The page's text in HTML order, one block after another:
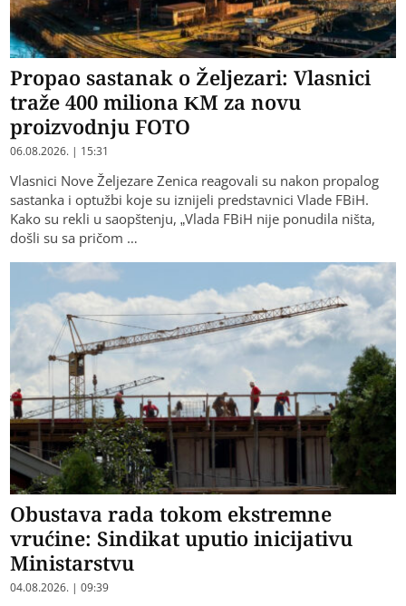
Propao sastanak o Željezari: Vlasnici
traže 400 miliona KM za novu
proizvodnju FOTO
06.08.2026. | 15:31
Vlasnici Nove Željezare Zenica reagovali su nakon propalog
sastanka i optužbi koje su iznijeli predstavnici Vlade FBiH.
Kako su rekli u saopštenju, „Vlada FBiH nije ponudila ništa,
došli su sa pričom …
Obustava rada tokom ekstremne
vrućine: Sindikat uputio inicijativu
Ministarstvu
04.08.2026. | 09:39